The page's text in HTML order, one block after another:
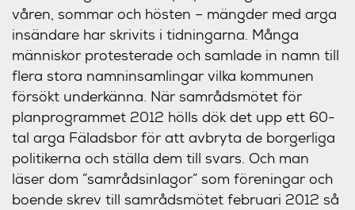
våren, sommar och hösten – mängder med arga
insändare har skrivits i tidningarna. Många
människor protesterade och samlade in namn till
flera stora namninsamlingar vilka kommunen
försökt underkänna. När samrådsmötet för
planprogrammet 2012 hölls dök det upp ett 60-
tal arga Fäladsbor för att avbryta de borgerliga
politikerna och ställa dem till svars. Och man
läser dom ”samrådsinlagor” som föreningar och
boende skrev till samrådsmötet februari 2012 så